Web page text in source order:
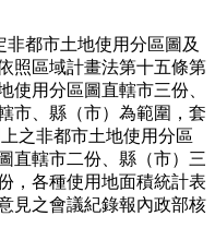
都市土地使用分區圖及
照區域計畫法第十五條第
使用分區圖直轄市三份、
市、縣（市）為範圍，套
之非都市土地使用分區
直轄市二份、縣（市）三
，各種使用地面積統計表
見之會議紀錄報內政部核